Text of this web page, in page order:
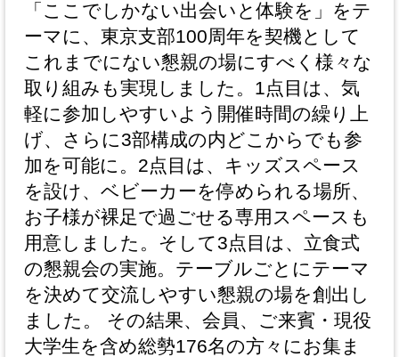
「ここでしかない出会いと体験を」をテ
ーマに、東京支部100周年を契機として
これまでにない懇親の場にすべく様々な
取り組みも実現しました。1点目は、気
軽に参加しやすいよう開催時間の繰り上
げ、さらに3部構成の内どこからでも参
加を可能に。2点目は、キッズスペース
を設け、ベビーカーを停められる場所、
お子様が裸足で過ごせる専用スペースも
用意しました。そして3点目は、立食式
の懇親会の実施。テーブルごとにテーマ
を決めて交流しやすい懇親の場を創出し
ました。 その結果、会員、ご来賓・現役
大学生を含め総勢176名の方々にお集ま